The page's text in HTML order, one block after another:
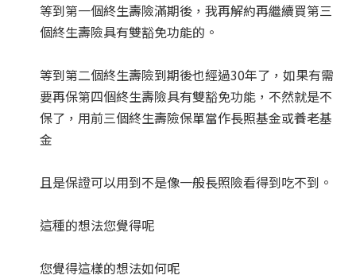
等到第一個終生壽險滿期後，我再解約再繼續買第三
個終生壽險具有雙豁免功能的。
等到第二個終生壽險到期後也經過30年了，如果有需
要再保第四個終生壽險具有雙豁免功能，不然就是不
保了，用前三個終生壽險保單當作長照基金或養老基
金
且是保證可以用到不是像一般長照險看得到吃不到。
這種的想法您覺得呢
您覺得這樣的想法如何呢